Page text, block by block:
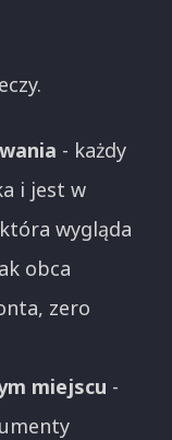
- każdy
i jest w
wygląda
obca
zero
miejscu -